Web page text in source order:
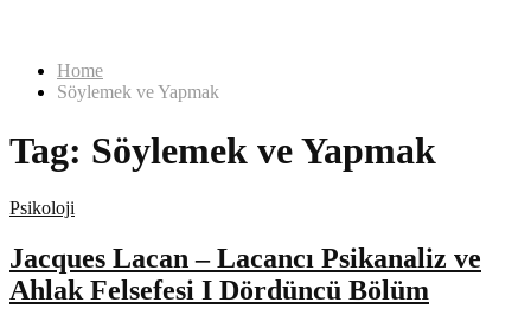
Home
Söylemek ve Yapmak
Tag: Söylemek ve Yapmak
Psikoloji
Jacques Lacan – Lacancı Psikanaliz ve
Ahlak Felsefesi I Dördüncü Bölüm